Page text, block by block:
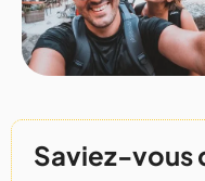
Saviez-vous